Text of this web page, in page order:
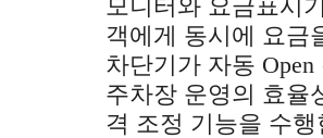
모니터와 요금표시
객에게 동시에 요금
차단기가 자동 Open
주차장 운영의 효율
격 조정 기능을 수행